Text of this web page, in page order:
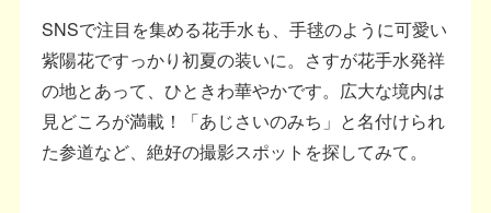
SNSで注目を集める花手水も、手毬のように可愛い
紫陽花ですっかり初夏の装いに。さすが花手水発祥
の地とあって、ひときわ華やかです。広大な境内は
見どころが満載！「あじさいのみち」と名付けられ
た参道など、絶好の撮影スポットを探してみて。